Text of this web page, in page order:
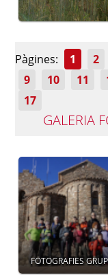
Pàgines: 1 2
9
10 11
17
GALERIA
FOTOGRAFIES